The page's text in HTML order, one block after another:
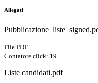
Allegati
File PDF
Contatore click: 19
Liste candidati.pdf